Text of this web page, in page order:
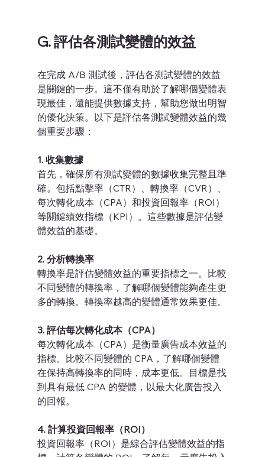
G. 評估各測試變體的效益
在完成 A/B 測試後，評估各測試變體的效益
是關鍵的一步。這不僅有助於了解哪個變體表
現最佳，還能提供數據支持，幫助您做出明智
的優化決策。以下是評估各測試變體效益的幾
個重要步驟：
1. 收集數據
首先，確保所有測試變體的數據收集完整且準
確。包括點擊率（CTR）、轉換率（CVR）、
每次轉化成本（CPA）和投資回報率（ROI）
等關鍵績效指標（KPI）。這些數據是評估變
體效益的基礎。
2. 分析轉換率
轉換率是評估變體效益的重要指標之一。比較
不同變體的轉換率，了解哪個變體能夠產生更
多的轉換。轉換率越高的變體通常效果更佳。
3. 評估每次轉化成本（CPA）
每次轉化成本（CPA）是衡量廣告成本效益的
指標。比較不同變體的 CPA，了解哪個變體
在保持高轉換率的同時，成本更低。目標是找
到具有最低 CPA 的變體，以最大化廣告投入
的回報。
4. 計算投資回報率（ROI）
投資回報率（ROI）是綜合評估變體效益的指